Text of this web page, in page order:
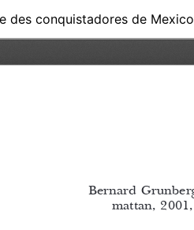
des conquistadores de Mexico